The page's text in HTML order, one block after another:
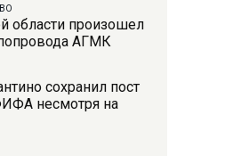
области произошел
АГМК
сохранил пост
несмотря на